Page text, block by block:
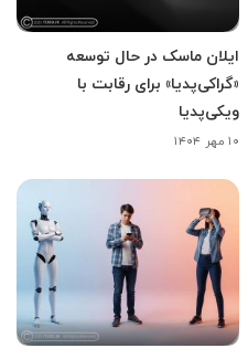
ایلان ماسک در حال توسعه
«گراکی‌پدیا» برای رقابت با
ویکی‌پدیا
۱۰ مهر ۱۴۰۴